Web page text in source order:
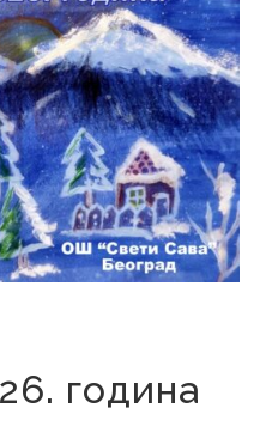
година